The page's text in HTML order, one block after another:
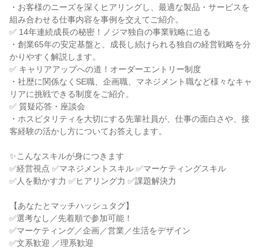
・お客様のニーズを深くヒアリングし、最適な製品・サービスを
組み合わせる仕事内容を事例を交えてご紹介。
✅ 14年連続成長の秘密！ノジマ独自の事業戦略に迫る
・創業65年の安定基盤と、成長し続けられる独自の経営戦略を分
かりやすく解説します。
✅ キャリアアップへの道！オーダーエントリー制度
・社歴に関係なくSE職、企画職、マネジメント職など様々なキャ
リアに挑戦できる制度をご紹介。
✅ 質疑応答・座談会
・ホスピタリティを大切にする先輩社員が、仕事の面白さや、接
客経験の活かし方についてお答えします。
✨こんなスキルが身につきます
✅経営視点 ✅マネジメントスキル ✅マーケティングスキル
✅人を動かす力 ✅ヒアリング力 ✅課題解決力
【あなたとマッチハッシュタグ】
✅選考なし／先着順で参加可能！
✅マーケティング／企画／営業／生活をデザイン
✅文系歓迎 ／理系歓迎